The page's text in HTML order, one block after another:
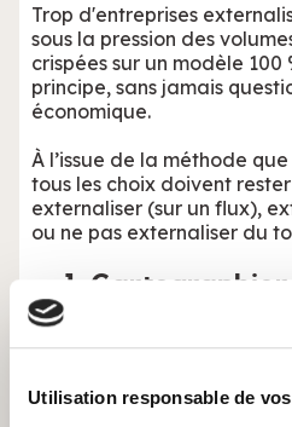
Utilisation responsable de
Trop d'entreprises
sous la pression des
crispées sur un modèle
principe, sans jamais
économique.
À l’issue de la méthode
tous les choix doivent
externaliser (sur un flux),
ou ne pas externaliser du
1.
contact dans
lieux exhaustif de votre